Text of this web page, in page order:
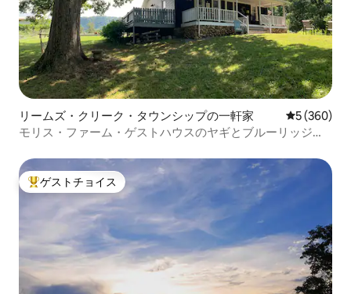
リームズ・クリーク・タウンシップの一軒家 レビュー
5 (360)
モリス・ファーム・ゲストハウスのヤギとブルーリッジ山
大好評のゲストチョイスです。
ゲストチョイス